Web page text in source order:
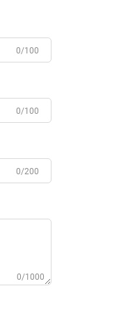
0/100
0/100
0/200
0/1000